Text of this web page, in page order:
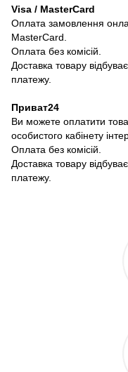
Visa / MasterCard
Оплата замовлення
MasterCard.
Оплата без комісій.
Доставка товару
платежу.
Приват24
Ви можете оплатити
особистого кабінету
Оплата без комісій.
Доставка товару
платежу.